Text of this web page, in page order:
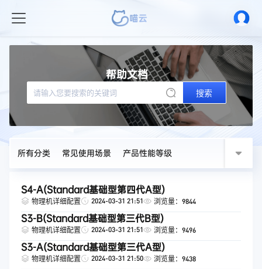
帮助文档
搜索
所有分类 常见使用场景 产品性能等级
S4-A(Standard基础型第四代A型)
物理机详细配置 2024-03-31 21:51 浏览量：9844
S3-B(Standard基础型第三代B型)
物理机详细配置 2024-03-31 21:51 浏览量：9496
S3-A(Standard基础型第三代A型)
物理机详细配置 2024-03-31 21:50 浏览量：9438